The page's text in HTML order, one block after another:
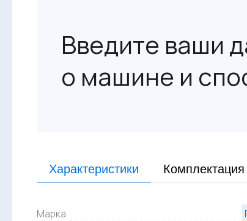
Введите ваши
о машине и
Характеристики Комплектация
Марка